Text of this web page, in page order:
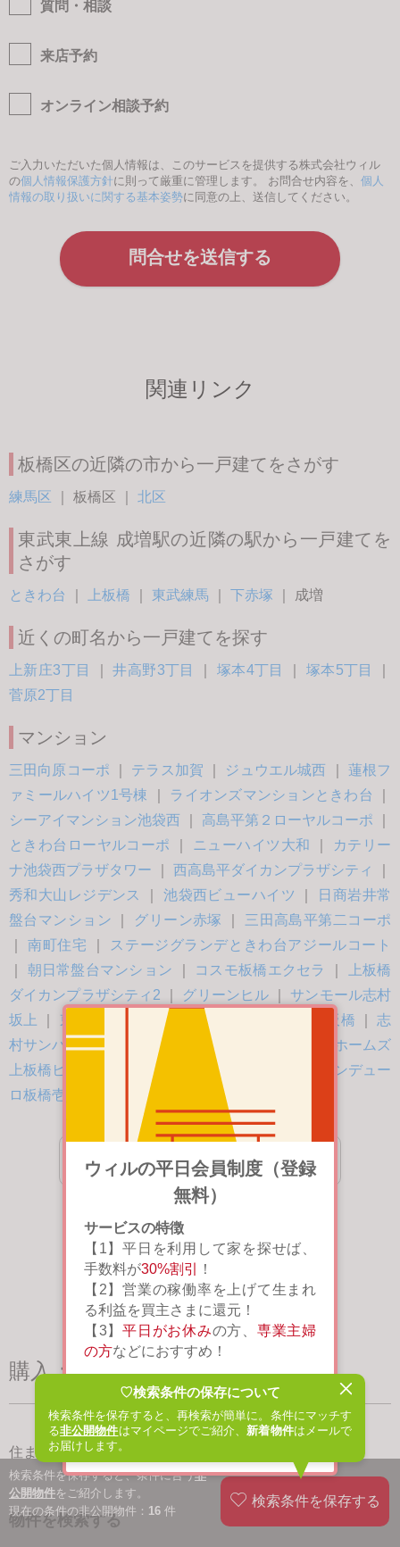
♡検索条件の保存について
検索条件を保存すると、再検索が簡単に。条件にマッチす
る非公開物件はマイページでご紹介、新着物件はメールで
お届けします。
検索条件を保存すると、条件に合う非
公開物件をご紹介します。
現在の条件の非公開物件： 16 件
ウィルの平日会員制度（登録
無料）
サービスの特徴
【1】平日を利用して家を探せば、
手数料が30%割引
！
【2】営業の稼働率を上げて生まれ
る利益を買主さまに還元！
【3】平日がお休みの方、 専業主婦
の方などにおすすめ！
閉じる 詳しく見る
質問・相談
来店予約
オンライン相談予約
ご入力いただいた個人情報は、このサービスを提供する株式会社ウィル
の個人情報保護方針に則って厳重に管理します。 お問合せ内容を、 個人
情報の取り扱いに関する基本姿勢に同意の上、送信してください。
関連リンク
板橋区の近隣の市から一戸建てをさがす
練馬区 板橋区 北区
東武東上線 成増駅の近隣の駅から一戸建てを
さがす
ときわ台 上板橋 東武練馬 下赤塚 成増
近くの町名から一戸建てを探す
上新庄3丁目 ｜井高野3丁目 塚本4丁目 塚本5丁目
菅原2丁目
マンション
三田向原コーポ テラス加賀 ジュウエル城西
蓮根フ
ァミールハイツ1号棟
ライオンズマンションときわ台
シーアイマンション池袋西
高島平第２ローヤルコーポ
ときわ台ローヤルコーポ
ニューハイツ大和
カテリー
ナ池袋西プラザタワー
西高島平ダイカンプラザシティ
秀和大山レジデンス
｜池袋西ビューハイツ
日商岩井常
盤台マンション
グリーン赤塚
三田高島平第二コーポ
｜南町住宅
ステージグランデときわ台アジールコート
朝日常盤台マンション コスモ板橋エクセラ
上板橋
ダイカンプラザシティ2
グリーンヒル
サンモール志村
坂上
東久蓮根ハイツ ｜ キャニオンマンション板橋 ｜志
村サンハイツ｜ レーベンハイム中板橋2
パークホームズ
上板橋ヒルトップレジデンス
｜ダイアパレスグランデュー
ロ板橋壱番館
クオリティ大山
すべて見る
購入：住まいをさがす
住まいをさがす（東京）
物件を検索する